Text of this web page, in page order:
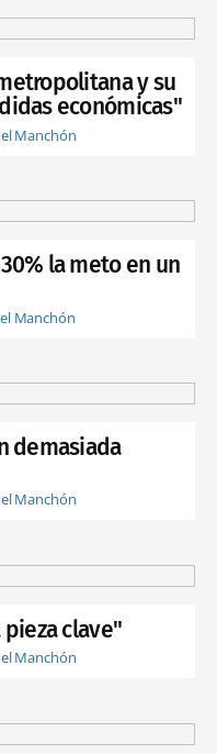
y su
económicas"
Manchón
la meto en un
Manchón
demasiada
Manchón
clave"
Manchón